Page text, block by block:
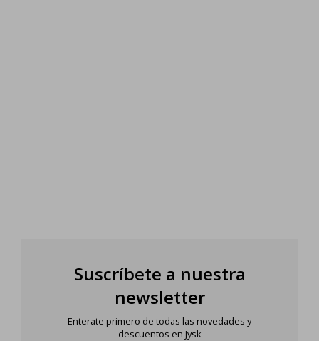
Suscríbete a nuestra
newsletter
Enterate primero de todas las novedades y
descuentos en Jysk